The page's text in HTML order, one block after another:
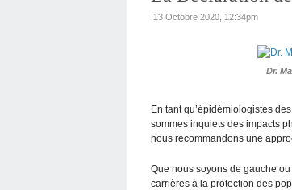
13 Octobre 2020, 12:34pm
Dr.
En tant qu’épidémiologistes
sommes inquiets des impacts
nous recommandons une
Que nous soyons de gauche
carrières à la protection des